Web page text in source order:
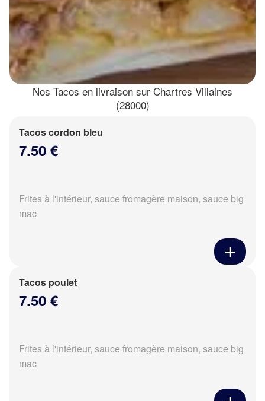
Nos Tacos en livraison sur Chartres Villaines
(28000)
Tacos cordon bleu
7.50 €
Frites à l'intérieur, sauce fromagère maison, sauce big
mac
Tacos poulet
7.50 €
Frites à l'intérieur, sauce fromagère maison, sauce big
mac